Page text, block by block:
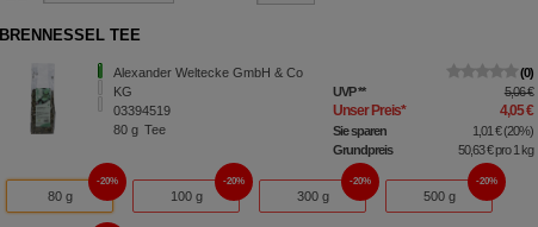
BRENNESSEL TEE
Alexander Weltecke GmbH & Co
KG
03394519
80g Tee
0
UVP** 5,06 €
Unser Preis* 4,05 €
Sie sparen 1,01 €(20%)
Grundpreis
50,63 €pro 1 kg
80 g
20%
100 g
20%
300 g
20%
500 g
20%